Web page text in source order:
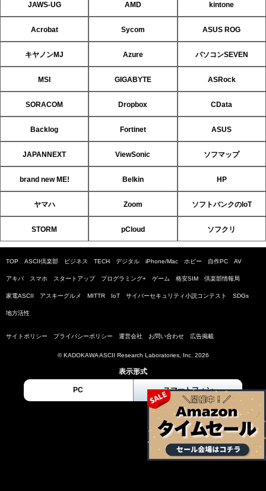
JAWS-UG AMD kintone
Acrobat Sycom ASUS ROG
キヤノンMJ Azure パソコンSEVEN
MSI GIGABYTE ASRock
SORACOM Dropbox CData
Backlog Fortinet ASUS
JAPANNEXT ViewSonic ソフマップ
brand new ME! Belkin HP
ヤマハ Zoom ソフトバンクのIoT
STORM pCloud ソフクリ
TOP ASCII倶楽部 ビジネス TECH デジタル iPhone/Mac ホビー 自作PC AV
アキバ スマホ スタートアップ プログラミング+ ゲーム 格安SIM 倶楽部情報局
家電ASCII アスキーグルメ MITTR IoT サイバーセキュリティ小説コンテスト SDGs
地方活性
サイトポリシー プライバシーポリシー 運営会社 お問い合わせ 広告掲載
© KADOKAWA ASCII Research Laboratories, Inc. 2026
表示形式
PC スマートフォン